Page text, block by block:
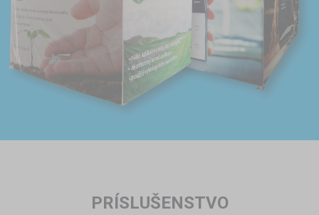
PRÍSLUŠENSTVO